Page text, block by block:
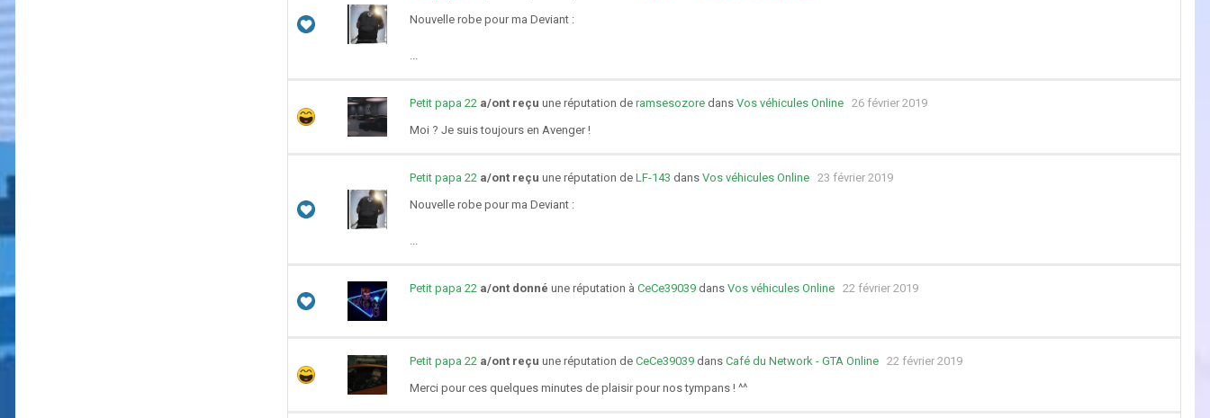
Nouvelle robe pour ma Deviant :
Petit papa 22 a/ont reçu une réputation de ramsesozore dans Vos véhicules Online 26 février 2019
Moi ? Je suis toujours en Avenger !
Petit papa 22 a/ont reçu une réputation de LF-143 dans Vos véhicules Online 23 février 2019
Nouvelle robe pour ma Deviant :
Petit papa 22 a/ont donné une réputation à CeCe39039 dans Vos véhicules Online 22 février 2019
Petit papa 22 a/ont reçu une réputation de CeCe39039 dans Café du Network - GTA Online 22 février 2019
Merci pour ces quelques minutes de plaisir pour nos tympans ! ^^